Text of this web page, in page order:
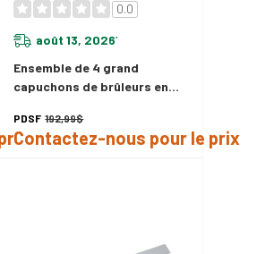
0.0
août 13, 2026*
Ensemble de 4 grand
capuchons de brûleurs en
W11323014
PDSF 192,99$
Contactez-nous pour le prix